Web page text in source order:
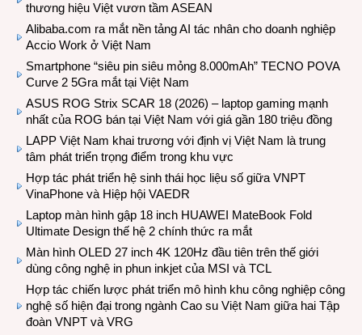
thương hiệu Việt vươn tầm ASEAN
Alibaba.com ra mắt nền tảng AI tác nhân cho doanh nghiệp
Accio Work ở Việt Nam
Smartphone “siêu pin siêu mỏng 8.000mAh” TECNO POVA
Curve 2 5Gra mắt tại Việt Nam
ASUS ROG Strix SCAR 18 (2026) – laptop gaming mạnh
nhất của ROG bán tại Việt Nam với giá gần 180 triệu đồng
LAPP Việt Nam khai trương với định vị Việt Nam là trung
tâm phát triển trọng điểm trong khu vực
Hợp tác phát triển hệ sinh thái học liệu số giữa VNPT
VinaPhone và Hiệp hội VAEDR
Laptop màn hình gập 18 inch HUAWEI MateBook Fold
Ultimate Design thế hệ 2 chính thức ra mắt
Màn hình OLED 27 inch 4K 120Hz đầu tiên trên thế giới
dùng công nghệ in phun inkjet của MSI và TCL
Hợp tác chiến lược phát triển mô hình khu công nghiệp công
nghệ số hiện đại trong ngành Cao su Việt Nam giữa hai Tập
đoàn VNPT và VRG